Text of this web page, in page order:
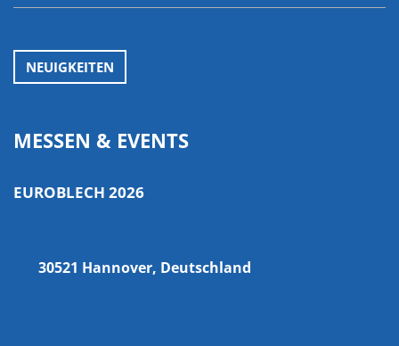
NEUIGKEITEN
MESSEN & EVENTS
EUROBLECH 2026
30521 Hannover, Deutschland